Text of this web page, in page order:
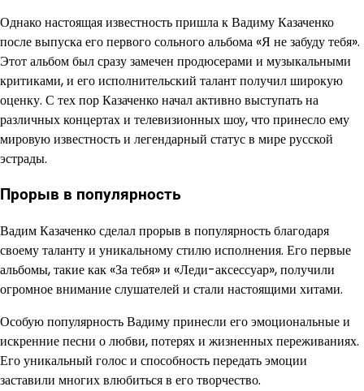
Однако настоящая известность пришла к Вадиму Казаченко
после выпуска его первого сольного альбома «Я не забуду тебя».
Этот альбом был сразу замечен продюсерами и музыкальными
критиками, и его исполнительский талант получил широкую
оценку. С тех пор Казаченко начал активно выступать на
различных концертах и телевизионных шоу, что принесло ему
мировую известность и легендарный статус в мире русской
эстрады.
Прорыв в популярность
Вадим Казаченко сделал прорыв в популярность благодаря
своему таланту и уникальному стилю исполнения. Его первые
альбомы, такие как «За тебя» и «Леди-аксессуар», получили
огромное внимание слушателей и стали настоящими хитами.
Особую популярность Вадиму принесли его эмоциональные и
искренние песни о любви, потерях и жизненных переживаниях.
Его уникальный голос и способность передать эмоции
заставили многих влюбиться в его творчество.